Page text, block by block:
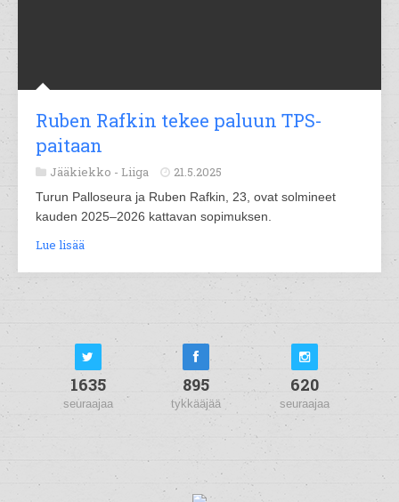
Ruben Rafkin tekee paluun TPS-
paitaan
Jääkiekko - Liiga 21.5.2025
Turun Palloseura ja Ruben Rafkin, 23, ovat solmineet
kauden 2025–2026 kattavan sopimuksen.
Lue lisää
1635
seuraajaa
895
tykkääjää
620
seuraajaa